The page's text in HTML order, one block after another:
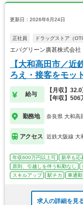
更新日：2026年6月24日
正社員 ドラッグストア（
エバグリーン廣甚株式会
【大和高田市／
ろえ・接客をモッ
給与
【月収】
【年収】
勤務地 奈良県 大和高
アクセス 近鉄大阪線 大
年収600万円以上可 新卒も応
原則、引越しを伴う転勤なし
スキルアップ
駅チカ 車通
求人の詳細を見